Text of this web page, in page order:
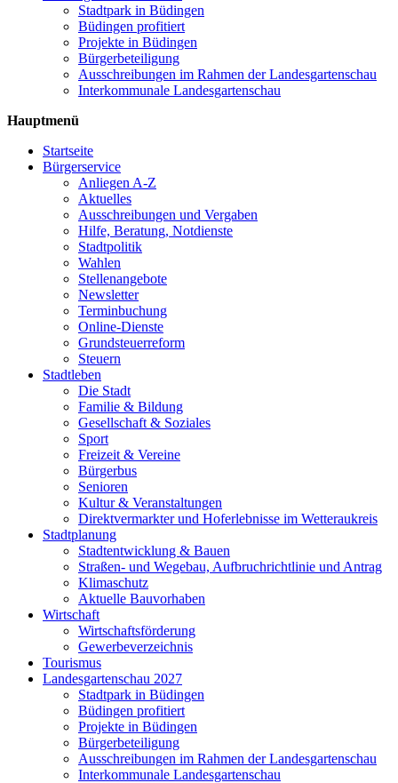
Stadtpark in Büdingen
Büdingen profitiert
Projekte in Büdingen
Bürgerbeteiligung
Ausschreibungen im Rahmen der Landesgartenschau
Interkommunale Landesgartenschau
Hauptmenü
Startseite
Bürgerservice
Anliegen A-Z
Aktuelles
Ausschreibungen und Vergaben
Hilfe, Beratung, Notdienste
Stadtpolitik
Wahlen
Stellenangebote
Newsletter
Terminbuchung
Online-Dienste
Grundsteuerreform
Steuern
Stadtleben
Die Stadt
Familie & Bildung
Gesellschaft & Soziales
Sport
Freizeit & Vereine
Bürgerbus
Senioren
Kultur & Veranstaltungen
Direktvermarkter und Hoferlebnisse im Wetteraukreis
Stadtplanung
Stadtentwicklung & Bauen
Straßen- und Wegebau, Aufbruchrichtlinie und Antrag
Klimaschutz
Aktuelle Bauvorhaben
Wirtschaft
Wirtschaftsförderung
Gewerbeverzeichnis
Tourismus
Landesgartenschau 2027
Stadtpark in Büdingen
Büdingen profitiert
Projekte in Büdingen
Bürgerbeteiligung
Ausschreibungen im Rahmen der Landesgartenschau
Interkommunale Landesgartenschau